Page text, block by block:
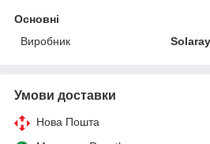
Основні
Виробник
Solaray
Умови доставки
Нова Пошта